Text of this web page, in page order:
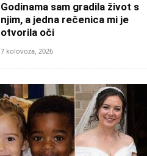
Godinama sam gradila život s
njim, a jedna rečenica mi je
otvorila oči
7 kolovoza, 2026